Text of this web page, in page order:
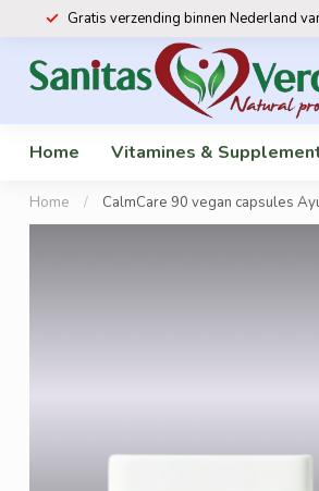
Gratis verzending binnen Nederland
Home Vitamines &
Home / CalmCare 90 vegan capsules